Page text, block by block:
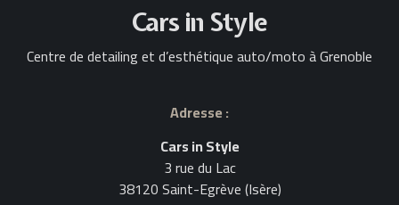
Cars in Style
Centre de detailing et d’esthétique auto/moto à Grenoble
Adresse :
Cars in Style
3 rue du Lac
38120 Saint-Egrève (Isère)